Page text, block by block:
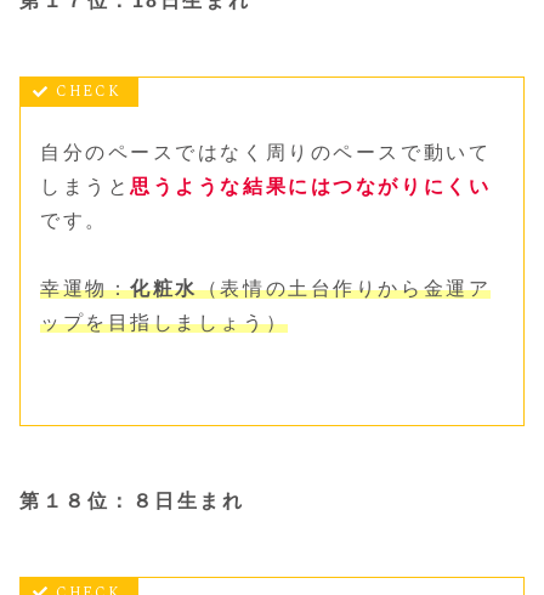
自分のペースではなく周りのペースで動いて
しまうと思うような結果にはつながりにくい
です。
幸運物：化粧水（表情の土台作りから金運ア
ップを目指しましょう）
第１８位：８日生まれ